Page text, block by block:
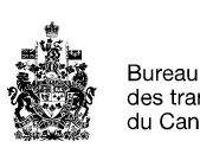
Sélection
de
la
langue